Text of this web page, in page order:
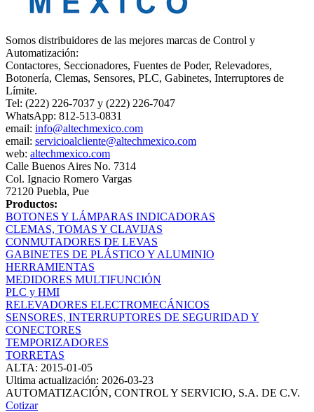
Somos distribuidores de las mejores marcas de Control y
Automatización:
Contactores, Seccionadores, Fuentes de Poder, Relevadores,
Botonería, Clemas, Sensores, PLC, Gabinetes, Interruptores de
Límite.
Tel: (222) 226-7037 y (222) 226-7047
WhatsApp: 812-513-0831
email: info@altechmexico.com
email: servicioalcliente@altechmexico.com
web: altechmexico.com
Calle Buenos Aires No. 7314
Col. Ignacio Romero Vargas
72120 Puebla, Pue
Productos:
BOTONES Y LÁMPARAS INDICADORAS
CLEMAS, TOMAS Y CLAVIJAS
CONMUTADORES DE LEVAS
GABINETES DE PLÁSTICO Y ALUMINIO
HERRAMIENTAS
MEDIDORES MULTIFUNCIÓN
PLC y HMI
RELEVADORES ELECTROMECÁNICOS
SENSORES, INTERRUPTORES DE SEGURIDAD Y
CONECTORES
TEMPORIZADORES
TORRETAS
ALTA: 2015-01-05
Ultima actualización: 2026-03-23
AUTOMATIZACIÓN, CONTROL Y SERVICIO, S.A. DE C.V.
Cotizar